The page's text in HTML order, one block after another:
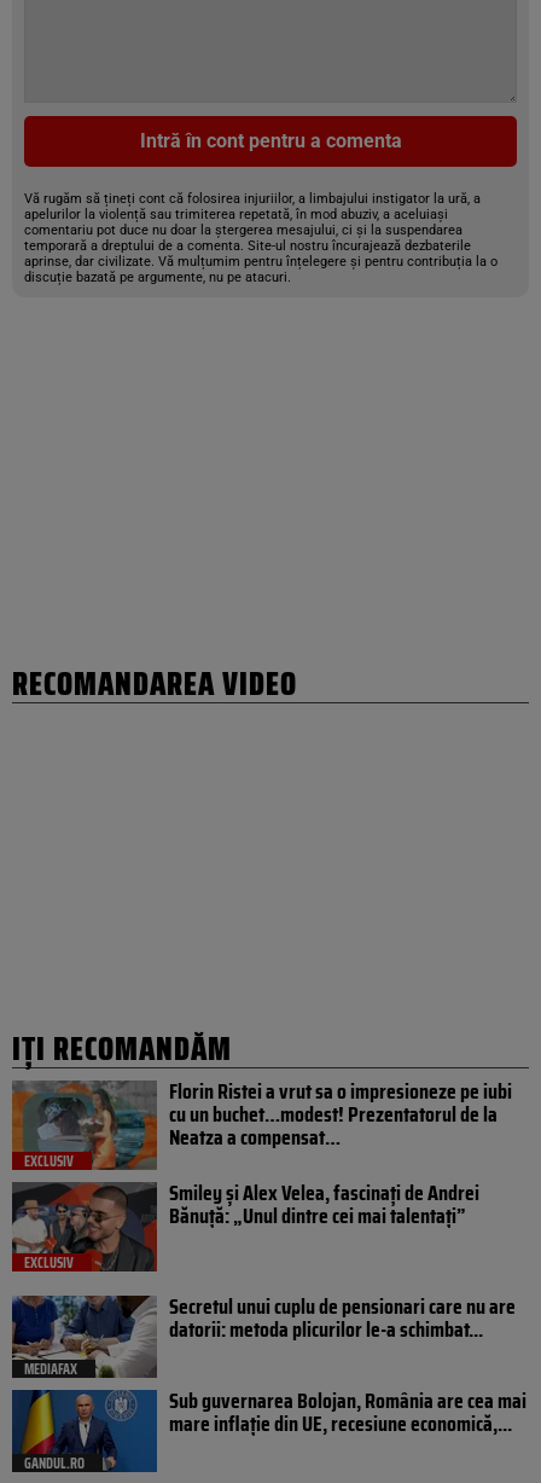
Intră în cont pentru a comenta
Vă rugăm să țineți cont că folosirea injuriilor, a limbajului instigator la ură, a
apelurilor la violență sau trimiterea repetată, în mod abuziv, a aceluiași
comentariu pot duce nu doar la ștergerea mesajului, ci și la suspendarea
temporară a dreptului de a comenta. Site-ul nostru încurajează dezbaterile
aprinse, dar civilizate. Vă mulțumim pentru înțelegere și pentru contribuția la o
discuție bazată pe argumente, nu pe atacuri.
RECOMANDAREA VIDEO
IȚI RECOMANDĂM
EXCLUSIV
Florin Ristei a vrut sa o impresioneze pe iubi
cu un buchet…modest! Prezentatorul de la
Neatza a compensat…
EXCLUSIV
Smiley și Alex Velea, fascinați de Andrei
Bănuță: „Unul dintre cei mai talentați”
MEDIAFAX
Secretul unui cuplu de pensionari care nu are
datorii: metoda plicurilor le-a schimbat...
GANDUL.RO
Sub guvernarea Bolojan, România are cea mai
mare inflație din UE, recesiune economică,...